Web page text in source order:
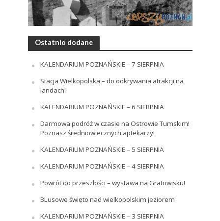
Ostatnio dodane
KALENDARIUM POZNAŃSKIE – 7 SIERPNIA
Stacja Wielkopolska – do odkrywania atrakcji na
landach!
KALENDARIUM POZNAŃSKIE – 6 SIERPNIA
Darmowa podróż w czasie na Ostrowie Tumskim!
Poznasz średniowiecznych aptekarzy!
KALENDARIUM POZNAŃSKIE – 5 SIERPNIA
KALENDARIUM POZNAŃSKIE – 4 SIERPNIA
Powrót do przeszłości – wystawa na Gratowisku!
BLusowe święto nad wielkopolskim jeziorem
KALENDARIUM POZNAŃSKIE – 3 SIERPNIA